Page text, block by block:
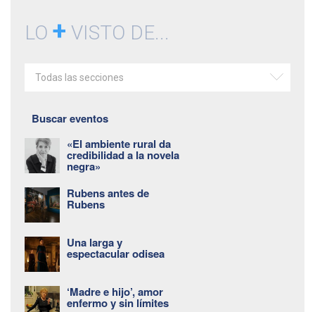
LO + VISTO DE...
Todas las secciones
Buscar eventos
«El ambiente rural da
credibilidad a la novela
negra»
Rubens antes de
Rubens
Una larga y
espectacular odisea
‘Madre e hijo’, amor
enfermo y sin límites